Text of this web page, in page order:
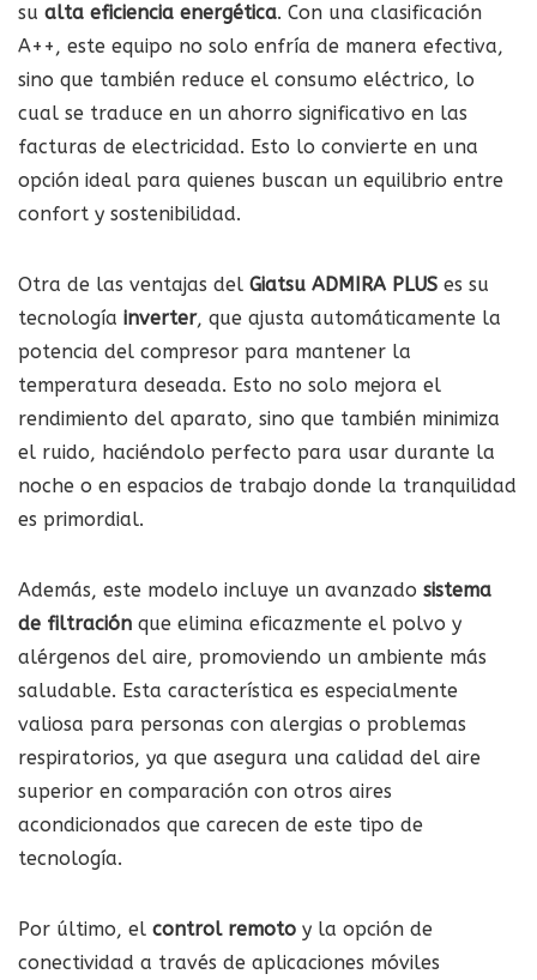
su alta eficiencia energética. Con una clasificación
A++, este equipo no solo enfría de manera efectiva,
sino que también reduce el consumo eléctrico, lo
cual se traduce en un ahorro significativo en las
facturas de electricidad. Esto lo convierte en una
opción ideal para quienes buscan un equilibrio entre
confort y sostenibilidad.
Otra de las ventajas del Giatsu ADMIRA PLUS es su
tecnología inverter, que ajusta automáticamente la
potencia del compresor para mantener la
temperatura deseada. Esto no solo mejora el
rendimiento del aparato, sino que también minimiza
el ruido, haciéndolo perfecto para usar durante la
noche o en espacios de trabajo donde la tranquilidad
es primordial.
Además, este modelo incluye un avanzado sistema
de filtración que elimina eficazmente el polvo y
alérgenos del aire, promoviendo un ambiente más
saludable. Esta característica es especialmente
valiosa para personas con alergias o problemas
respiratorios, ya que asegura una calidad del aire
superior en comparación con otros aires
acondicionados que carecen de este tipo de
tecnología.
Por último, el control remoto y la opción de
conectividad a través de aplicaciones móviles